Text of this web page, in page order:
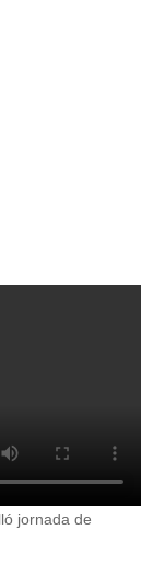
jornada de